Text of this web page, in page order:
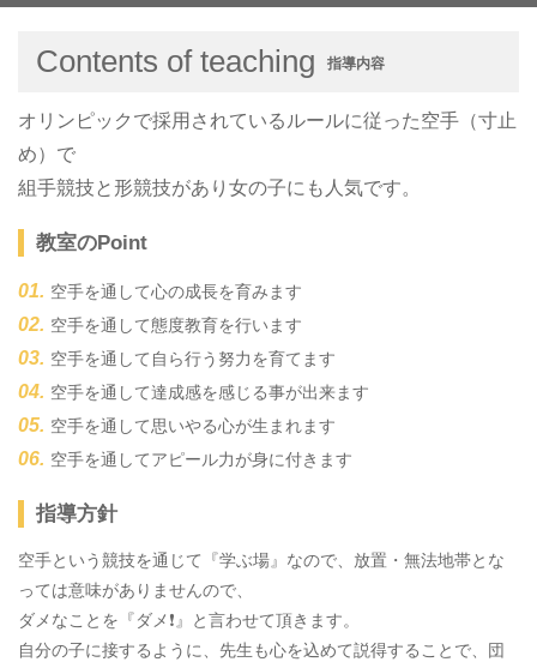
Contents of teaching 指導内容
オリンピックで採用されているルールに従った空手（寸止
め）で
組手競技と形競技があり女の子にも人気です。
教室のPoint
空手を通して心の成長を育みます
空手を通して態度教育を行います
空手を通して自ら行う努力を育てます
空手を通して達成感を感じる事が出来ます
空手を通して思いやる心が生まれます
空手を通してアピール力が身に付きます
指導方針
空手という競技を通じて『学ぶ場』なので、放置・無法地帯とな
っては意味がありませんので、
ダメなことを『ダメ❗️』と言わせて頂きます。
自分の子に接するように、先生も心を込めて説得することで、団